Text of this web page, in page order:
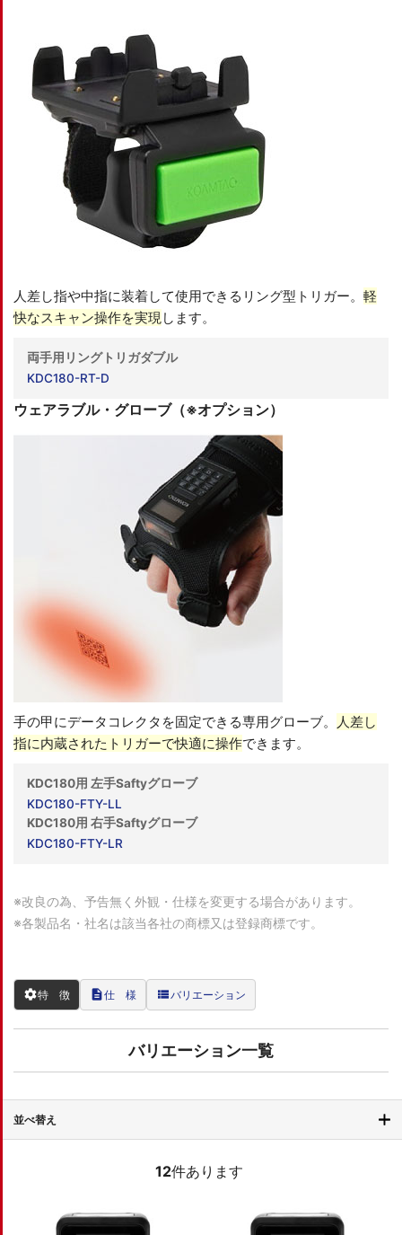
人差し指や中指に装着して使用できるリング型トリガー。 軽
快なスキャン操作を実現します。
両手用リングトリガダブル
KDC180-RT-D
ウェアラブル・グローブ（※オプション）
手の甲にデータコレクタを固定できる専用グローブ。
人差し
指に内蔵されたトリガーで快適に操作できます。
KDC180用 左手Saftyグローブ
KDC180-FTY-LL
KDC180用 右手Saftyグローブ
KDC180-FTY-LR
※改良の為、予告無く外観・仕様を変更する場合があります。
※各製品名・社名は該当各社の商標又は登録商標です。
settings特 徴 description仕 様 view_listバリエーション
バリエーション一覧
並べ替え
12件あります